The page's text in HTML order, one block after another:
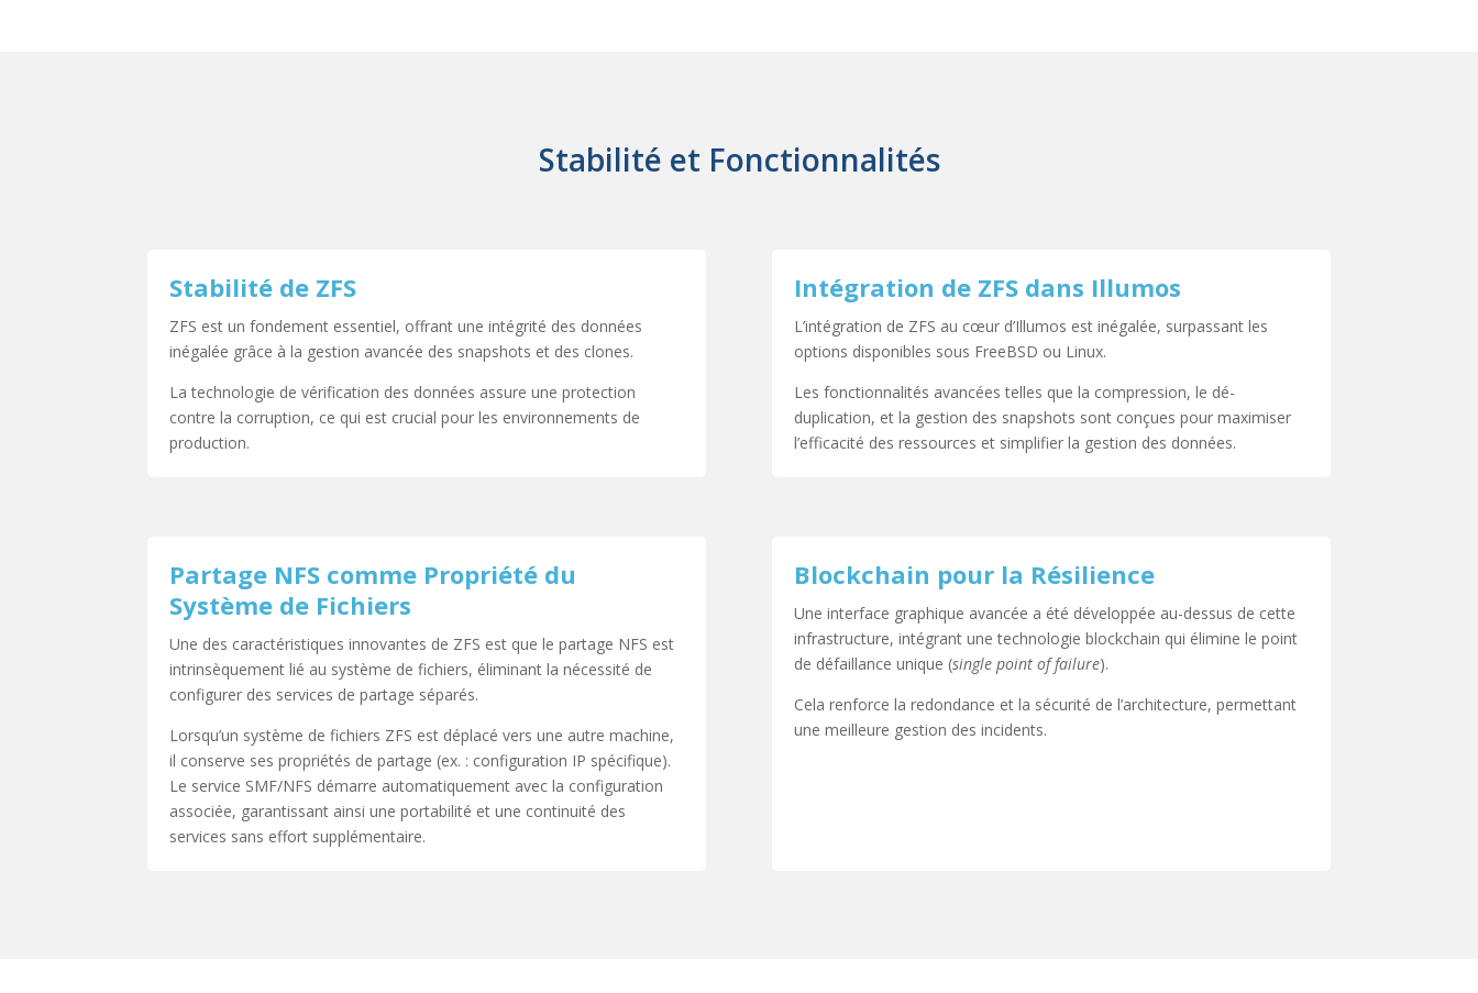
Stabilité et Fonctionnalités
Stabilité de ZFS
ZFS est un fondement essentiel, offrant une intégrité des données
inégalée grâce à la gestion avancée des snapshots et des clones.
La technologie de vérification des données assure une protection
contre la corruption, ce qui est crucial pour les environnements de
production.
Intégration de ZFS dans Illumos
L’intégration de ZFS au cœur d’Illumos est inégalée, surpassant les
options disponibles sous FreeBSD ou Linux.
Les fonctionnalités avancées telles que la compression, le dé-
duplication, et la gestion des snapshots sont conçues pour maximiser
l’efficacité des ressources et simplifier la gestion des données.
Partage NFS comme Propriété du
Système de Fichiers
Une des caractéristiques innovantes de ZFS est que le partage NFS est
intrinsèquement lié au système de fichiers, éliminant la nécessité de
configurer des services de partage séparés.
Lorsqu’un système de fichiers ZFS est déplacé vers une autre machine,
il conserve ses propriétés de partage (ex. : configuration IP spécifique).
Le service SMF/NFS démarre automatiquement avec la configuration
associée, garantissant ainsi une portabilité et une continuité des
services sans effort supplémentaire.
Blockchain pour la Résilience
Une interface graphique avancée a été développée au-dessus de cette
infrastructure, intégrant une technologie blockchain qui élimine le point
de défaillance unique (single point of failure).
Cela renforce la redondance et la sécurité de l’architecture, permettant
une meilleure gestion des incidents.